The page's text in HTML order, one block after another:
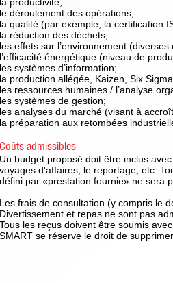
le déroulement des opérations;
la qualité (par exemple, la certification
la réduction des déchets;
les effets sur l’environnement
l’efficacité énergétique (niveau de
les systèmes d’information;
la production allégée, Kaizen, Six
les ressources humaines / l’analyse
les systèmes de gestion;
les analyses du marché (visant à
la préparation aux retombées
Coûts admissibles
Un budget proposé doit être inclus
voyages d'affaires, le reportage, etc.
défini par «prestation fournie» ne sera
Les frais de consultation (y compris le
Divertissement et repas ne sont pas
Tous les reçus doivent être soumis
SMART se réserve le droit de